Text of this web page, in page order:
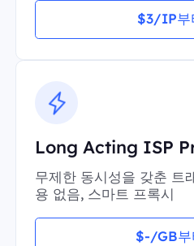
$3/IP부
Long Acting ISP
무제한 동시성을 갖춘 트
용 없음, 스마트 프록시
$-/GB부